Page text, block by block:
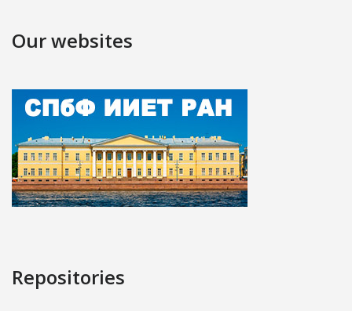
Our websites
Repositories